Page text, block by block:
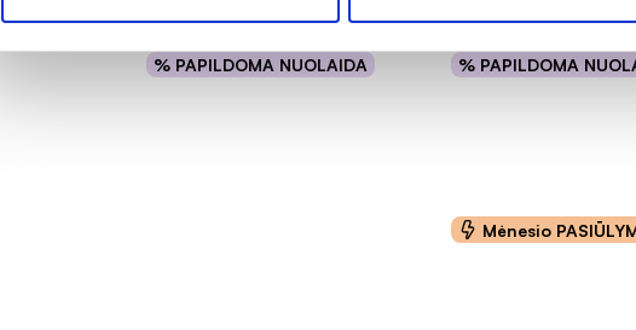
% PAPILDOMA NUOLAIDA
Į krepšelį
% PAPILDOMA
Į krepšelį
Mėnesio